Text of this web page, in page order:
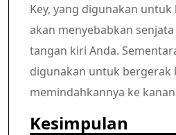
Key, yang digunakan
akan menyebabkan
tangan kiri Anda.
digunakan untuk bergerak
memindahkannya ke
Kesimpulan